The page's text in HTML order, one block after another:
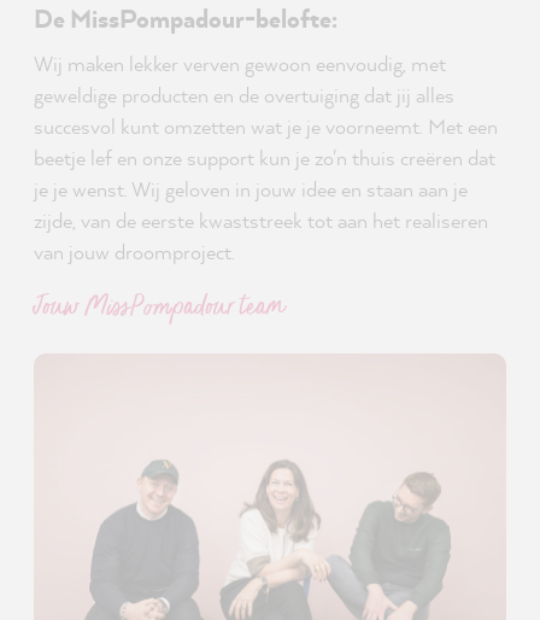
De MissPompadour-belofte:
Wij maken lekker verven gewoon eenvoudig, met
geweldige producten en de overtuiging dat jij alles
succesvol kunt omzetten wat je je voorneemt. Met een
beetje lef en onze support kun je zo'n thuis creëren dat
je je wenst. Wij geloven in jouw idee en staan aan je
zijde, van de eerste kwaststreek tot aan het realiseren
van jouw droomproject.
Jouw MissPompadour team